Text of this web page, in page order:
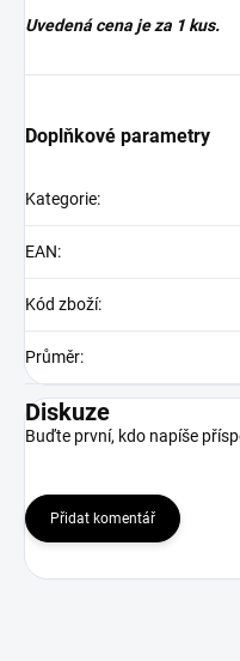
Uvedená cena je za 1 kus.
Doplňkové parametry
Kategorie:
EAN:
Kód zboží:
Průměr:
Diskuze
Buďte první, kdo napíše
Přidat komentář